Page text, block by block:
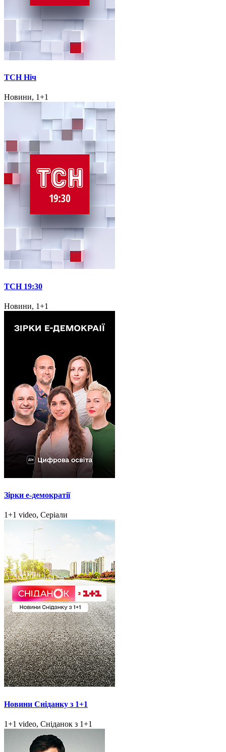
ТСН Ніч
Новини, 1+1
ТСН 19:30
Новини, 1+1
Зірки e-демократії
1+1 video, Серіали
Новини Сніданку з 1+1
1+1 video, Сніданок з 1+1